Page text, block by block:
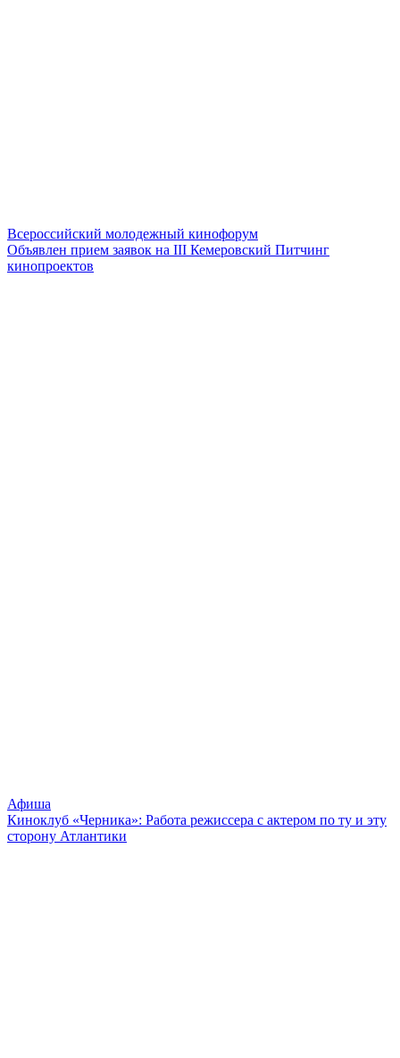
Всероссийский молодежный кинофорум
Объявлен прием заявок на III Кемеровский Питчинг
кинопроектов
Афиша
Киноклуб «Черника»: Работа режиссера с актером по ту и эту
сторону Атлантики